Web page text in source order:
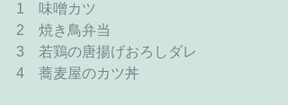
1　味噌カツ
2　焼き鳥弁当
3　若鶏の唐揚げおろしダレ
4　蕎麦屋のカツ丼